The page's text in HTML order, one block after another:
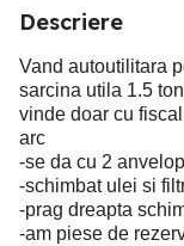
Descriere
Vand autoutilitara
sarcina utila 1.5
vinde doar cu
arc
-se da cu 2
-schimbat ulei si
-prag dreapta
-am piese de